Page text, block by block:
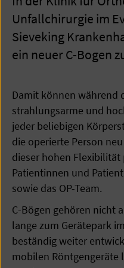
Unfallchirurgie im
Sieveking
ein neuer C-Bogen
Damit können während
strahlungsarme und
jeder beliebigen
die operierte Person
dieser hohen
Patientinnen und
sowie das OP-Team.
C-Bögen gehören nicht
lange zum Gerätepark
beständig weiter
mobilen Röntgengeräte